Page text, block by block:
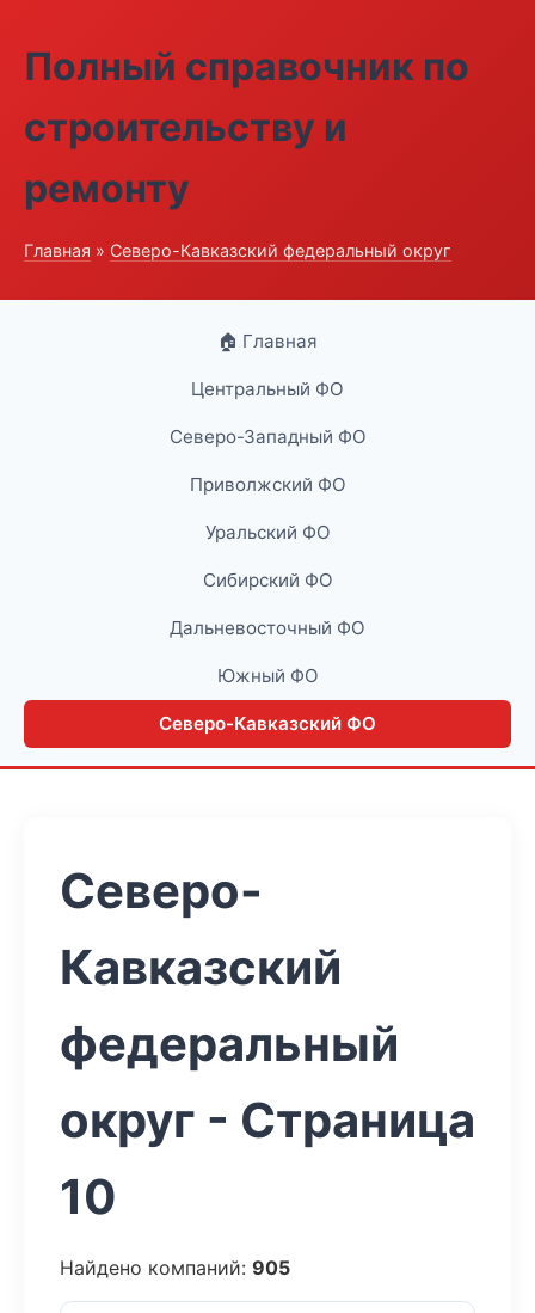
Полный справочник по
строительству и
ремонту
Главная » Северо-Кавказский федеральный округ
🏠 Главная
Центральный ФО
Северо-Западный ФО
Приволжский ФО
Уральский ФО
Сибирский ФО
Дальневосточный ФО
Южный ФО
Северо-Кавказский ФО
Северо-
Кавказский
федеральный
округ - Страница
10
Найдено компаний: 905